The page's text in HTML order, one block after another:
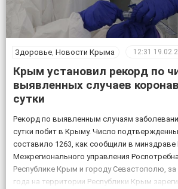
Здоровье Новости Крыма 12:31
Крым установил рекорд по
выявленных случаев
сутки
Рекорд по выявленным случаям
сутки побит в Крыму. Число
составило 1263, как сообщили в
Межрегионального управления
Республике Крым и городу Севастополю,
года на территории Республики Крым